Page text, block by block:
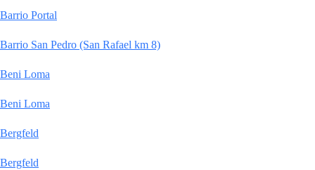
Barrio Portal
Barrio San Pedro (San Rafael km 8)
Beni Loma
Beni Loma
Bergfeld
Bergfeld